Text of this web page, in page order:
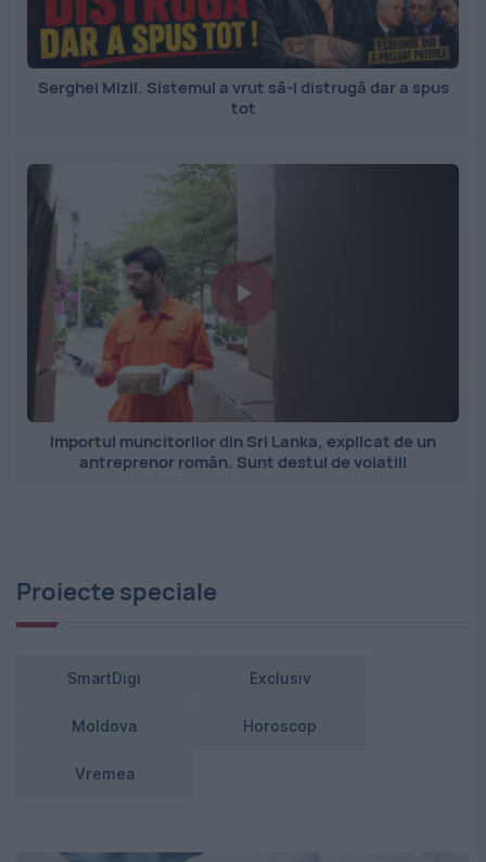
Serghei Mizil. Sistemul a vrut să-l distrugă dar a spus
tot
Importul muncitorilor din Sri Lanka, explicat de un
antreprenor român. Sunt destul de volatili
Proiecte speciale
SmartDigi Exclusiv
Moldova Horoscop
Vremea